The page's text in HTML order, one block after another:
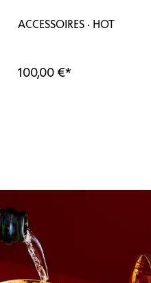
ACCESSOIRES · HOT
100,00 €*